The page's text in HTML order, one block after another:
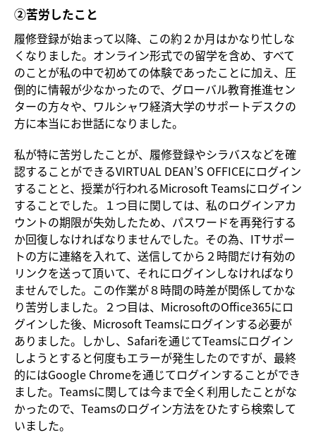
②苦労したこと
履修登録が始まって以降、この約２か月はかなり忙しな
くなりました。オンライン形式での留学を含め、すべて
のことが私の中で初めての体験であったことに加え、圧
倒的に情報が少なかったので、グローバル教育推進セン
ターの方々や、ワルシャワ経済大学のサポートデスクの
方に本当にお世話になりました。
私が特に苦労したことが、履修登録やシラバスなどを確
認することができるVIRTUAL DEAN’S OFFICEにログイン
することと、授業が行われるMicrosoft Teamsにログイン
することでした。１つ目に関しては、私のログインアカ
ウントの期限が失効したため、パスワードを再発行する
か回復しなければなりませんでした。その為、ITサポー
トの方に連絡を入れて、送信してから２時間だけ有効の
リンクを送って頂いて、それにログインしなければなり
ませんでした。この作業が８時間の時差が関係してかな
り苦労しました。２つ目は、MicrosoftのOffice365にロ
グインした後、Microsoft Teamsにログインする必要が
ありました。しかし、Safariを通じてTeamsにログイン
しようとすると何度もエラーが発生したのですが、最終
的にはGoogle Chromeを通じてログインすることができ
ました。Teamsに関しては今まで全く利用したことがな
かったので、Teamsのログイン方法をひたすら検索して
いました。